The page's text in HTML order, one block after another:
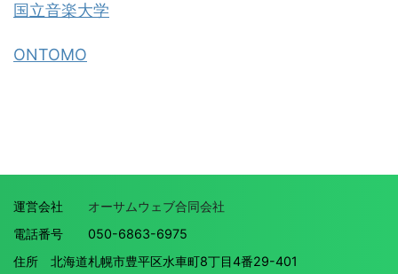
国立音楽大学
ONTOMO
運営会社 オーサムウェブ合同会社
電話番号 050-6863-6975
住所 北海道札幌市豊平区水車町8丁目4番29-401